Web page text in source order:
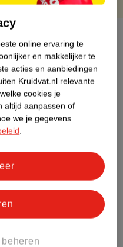
(nog) geen Nature
online ervaring te
en makkelijker te
acties en aanbiedingen
Kruidvat.nl relevante
cookies je
altijd aanpassen of
we je gegevens
.